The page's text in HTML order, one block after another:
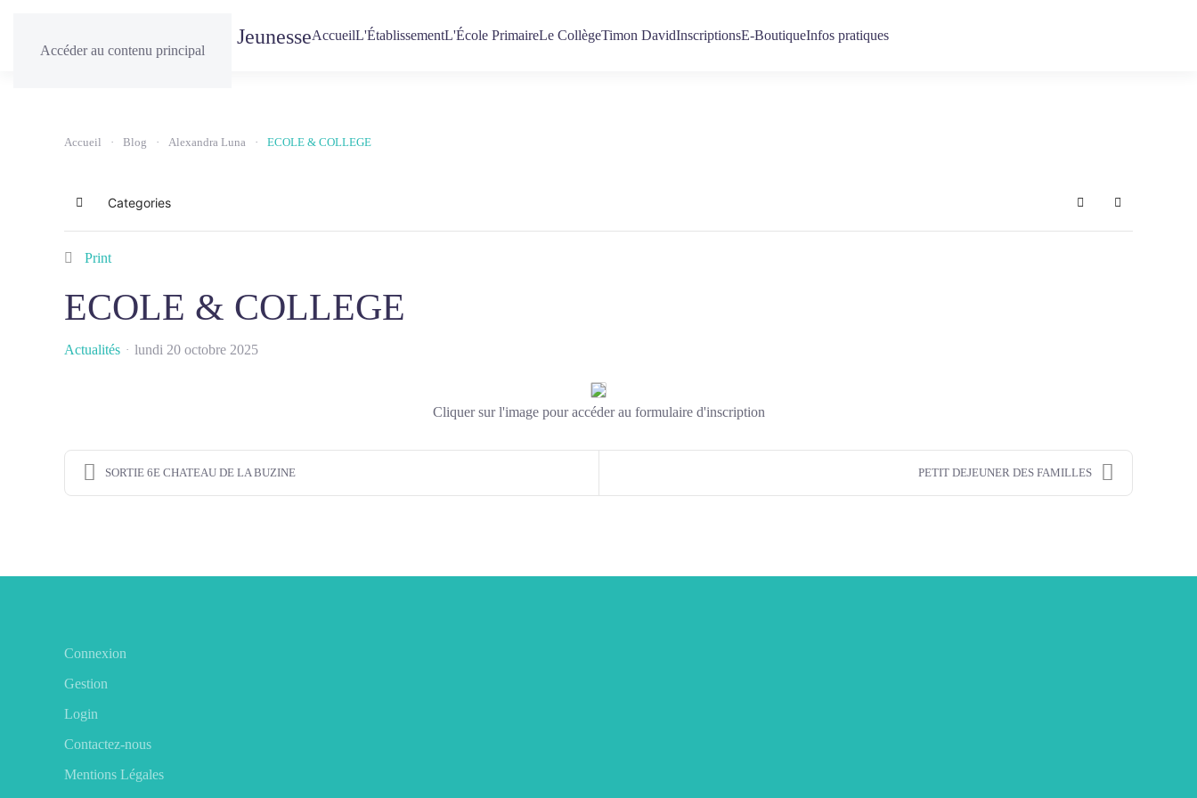
Accéder au contenu principal
AccueilL'ÉtablissementL'École PrimaireLe CollègeTimon DavidInscriptionsE-BoutiqueInfos pratiques
Accueil Blog Alexandra Luna ECOLE & COLLEGE
HomeCategories SearchSign In
Print
ECOLE & COLLEGE
Actualités lundi 20 octobre 2025
Cliquer sur l'image pour accéder au formulaire d'inscription
SORTIE 6E CHATEAU DE LA BUZINE PETIT DEJEUNER DES FAMILLES
Connexion
Gestion
Login
Contactez-nous
Mentions Légales